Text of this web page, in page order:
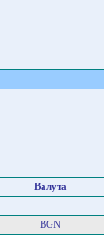
Валута
BGN